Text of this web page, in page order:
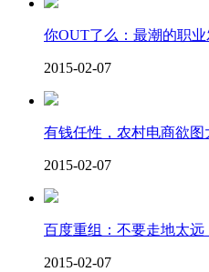
你OUT了么：最潮的职业
2015-02-07
有钱任性，农村电商欲图
2015-02-07
百度重组：不要走地太
2015-02-07